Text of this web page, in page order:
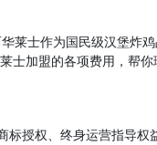
莱士作为国民级汉堡炸
加盟的各项费用，帮你
标授权、终身运营指导